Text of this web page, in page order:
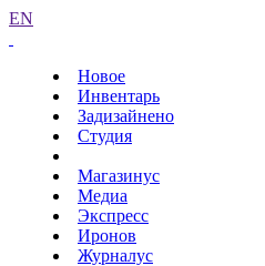
EN
Новое
Инвентарь
Задизайнено
Студия
Магазинус
Медиа
Экспресс
Иронов
Журналус